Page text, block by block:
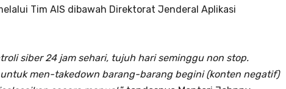
Tim AIS dibawah Direktorat Jenderal Aplikasi
siber 24 jam sehari, tujuh hari seminggu non stop.
men-takedown barang-barang begini (konten negatif)